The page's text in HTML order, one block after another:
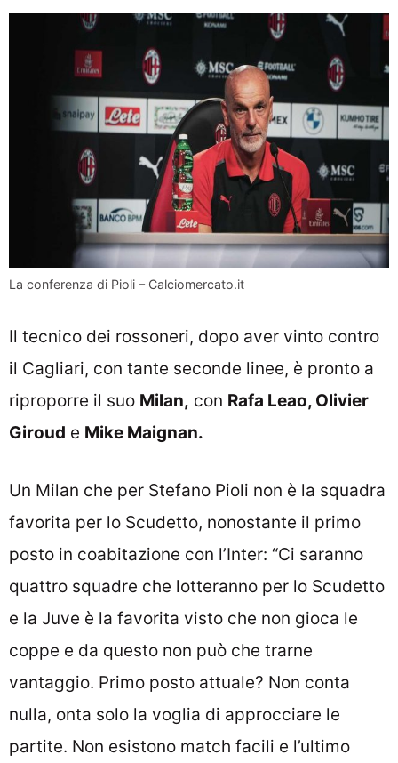
La conferenza di Pioli – Calciomercato.it
Il tecnico dei rossoneri, dopo aver vinto contro
il Cagliari, con tante seconde linee, è pronto a
riproporre il suo Milan, con Rafa Leao, Olivier
Giroud e Mike Maignan.
Un Milan che per Stefano Pioli non è la squadra
favorita per lo Scudetto, nonostante il primo
posto in coabitazione con l’Inter: “Ci saranno
quattro squadre che lotteranno per lo Scudetto
e la Juve è la favorita visto che non gioca le
coppe e da questo non può che trarne
vantaggio. Primo posto attuale? Non conta
nulla, onta solo la voglia di approcciare le
partite. Non esistono match facili e l’ultimo